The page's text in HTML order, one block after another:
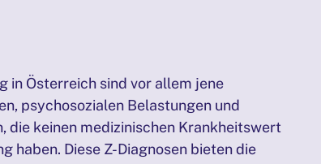
in Österreich sind vor allem jene
psychosozialen Belastungen und
die keinen medizinischen Krankheitswert
haben. Diese Z-Diagnosen bieten die